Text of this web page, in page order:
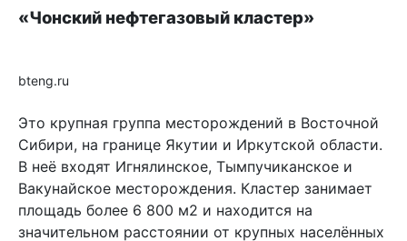
«Чонский нефтегазовый кластер»
bteng.ru
Это крупная группа месторождений в Восточной
Сибири, на границе Якутии и Иркутской области.
В неё входят Игнялинское, Тымпучиканское и
Вакунайское месторождения. Кластер занимает
площадь более 6 800 м2 и находится на
значительном расстоянии от крупных населённых